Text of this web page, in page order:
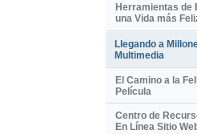
Herramientas de
una Vida más
Llegando a
Multimedia
El Camino a la
Película
Centro de
En Línea Sitio